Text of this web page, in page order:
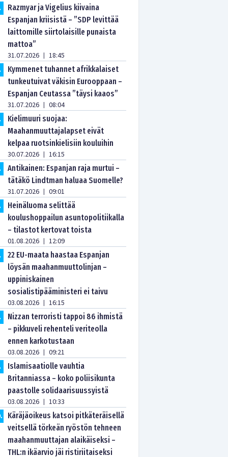
Razmyar ja Vigelius kiivaina
Espanjan kriisistä – ”SDP levittää
laittomille siirtolaisille punaista
mattoa”
31.07.2026 | 18:45
.
Kymmenet tuhannet afrikkalaiset
tunkeutuivat väkisin Eurooppaan –
Espanjan Ceutassa ”täysi kaaos”
31.07.2026 | 08:04
Kielimuuri suojaa:
Maahanmuuttajalapset eivät
kelpaa ruotsinkielisiin kouluihin
30.07.2026 | 16:15
Antikainen: Espanjan raja murtui –
tätäkö Lindtman haluaa Suomelle?
31.07.2026 | 09:01
Heinäluoma selittää
koulushoppailun asuntopolitiikalla
– tilastot kertovat toista
01.08.2026 | 12:09
22 EU-maata haastaa Espanjan
löysän maahanmuuttolinjan –
uppiniskainen
sosialistipääministeri ei taivu
03.08.2026 | 16:15
Nizzan terroristi tappoi 86 ihmistä
– pikkuveli rehenteli veriteolla
ennen karkotustaan
03.08.2026 | 09:21
Islamisaatiolle vauhtia
Britanniassa – koko poliisikunta
paastolle solidaarisuussyistä
03.08.2026 | 10:33
.
Käräjäoikeus katsoi pitkäteräisellä
veitsellä törkeän ryöstön tehneen
maahanmuuttajan alaikäiseksi –
THL:n ikäarvio jäi ristiriitaiseksi